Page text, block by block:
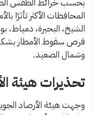
المحافظات الأكثر تأثرًا
الشيخ، البحيرة، دمياط،
فرص سقوط الأمطار بشكل
وشمال الصعيد.
تحذيرات هيئة
وجهت هيئة الأرصاد